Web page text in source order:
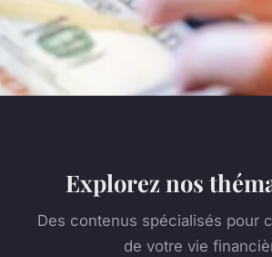
Explorez nos
Des contenus spécialisés pour
de votre vie